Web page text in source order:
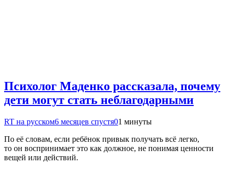
Психолог Маденко рассказала, почему
дети могут стать неблагодарными
RT на русском6 месяцев спустя01 минуты
По её словам, если ребёнок привык получать всё легко,
то он воспринимает это как должное, не понимая ценности
вещей или действий.